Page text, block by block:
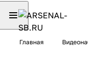
Главная